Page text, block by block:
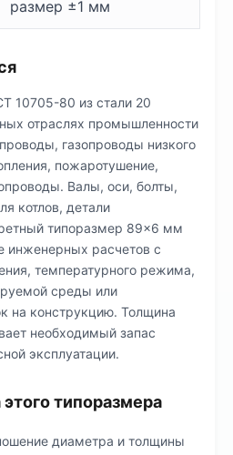
размер ±1 мм
10705-80 из стали 20
отраслях промышленности
газопроводы низкого
пожаротушение,
Валы, оси, болты,
котлов, детали
типоразмер 89×6 мм
инженерных расчетов с
температурного режима,
среды или
на конструкцию. Толщина
необходимый запас
эксплуатации.
типоразмера
диаметра и толщины